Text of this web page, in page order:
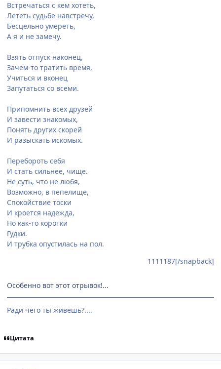
Встречаться с кем хотеть,
Лететь судьбе навстречу,
Бесцельно умереть,
А я и не замечу.
Взять отпуск наконец,
Зачем-то тратить время,
Учиться и вконец
Запутаться со всеми.
Припомнить всех друзей
И завести знакомых,
Понять других скорей
И разыскать искомых.
Перебороть себя
И стать сильнее, чище.
Не суть, что не любя,
Возможно, в пепелище,
Спокойствие тоски
И кроется надежда,
Но как-то коротки
Гудки.
И трубка опустилась на пол.
1111187[/snapback]
Особенно вот этот отрывок!...
Ради чего ты живешь?....
Цитата